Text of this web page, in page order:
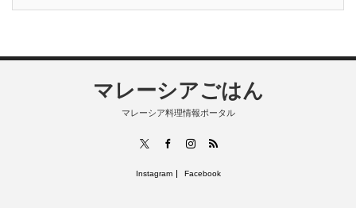
マレーシアごはん
マレーシア料理情報ポータル
FacebookInstagram
RSS
Instagram Facebook